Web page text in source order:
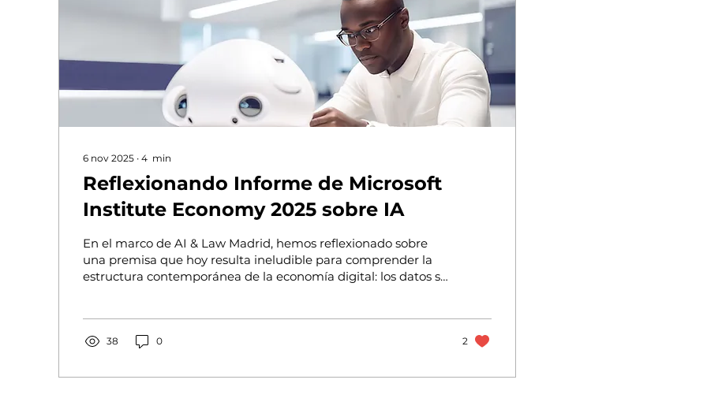
6 nov 2025 ∙ 4 min
Reflexionando Informe de Microsoft
Institute Economy 2025 sobre IA
En el marco de AI & Law Madrid, hemos reflexionado sobre
una premisa que hoy resulta ineludible para comprender la
estructura contemporánea de la economía digital: los datos se
inteligencia artificial (IA), los datos cumplen el rol que en su
38 0 2